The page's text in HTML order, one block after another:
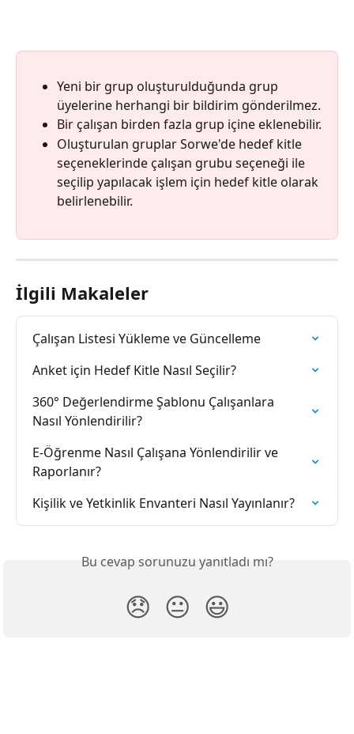
Yeni bir grup oluşturulduğunda grup
üyelerine herhangi bir bildirim gönderilmez.
Bir çalışan birden fazla grup içine eklenebilir.
Oluşturulan gruplar Sorwe'de hedef kitle
seçeneklerinde çalışan grubu seçeneği ile
seçilip yapılacak işlem için hedef kitle olarak
belirlenebilir.
İlgili Makaleler
Çalışan Listesi Yükleme ve Güncelleme
Anket için Hedef Kitle Nasıl Seçilir?
360° Değerlendirme Şablonu Çalışanlara
Nasıl Yönlendirilir?
E-Öğrenme Nasıl Çalışana Yönlendirilir ve
Raporlanır?
Kişilik ve Yetkinlik Envanteri Nasıl Yayınlanır?
Bu cevap sorunuzu yanıtladı mı?
😞 😐 😃